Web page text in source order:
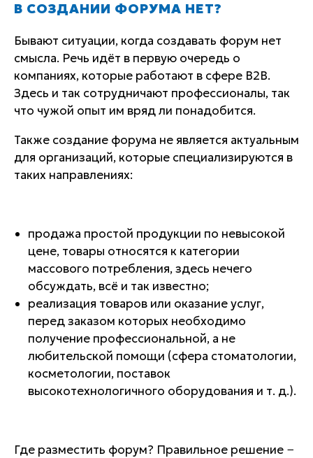
В СОЗДАНИИ ФОРУМА НЕТ?
Бывают ситуации, когда создавать форум нет
смысла. Речь идёт в первую очередь о
компаниях, которые работают в сфере B2B.
Здесь и так сотрудничают профессионалы, так
что чужой опыт им вряд ли понадобится.
Также создание форума не является актуальным
для организаций, которые специализируются в
таких направлениях:
продажа простой продукции по невысокой
цене, товары относятся к категории
массового потребления, здесь нечего
обсуждать, всё и так известно;
реализация товаров или оказание услуг,
перед заказом которых необходимо
получение профессиональной, а не
любительской помощи (сфера стоматологии,
косметологии, поставок
высокотехнологичного оборудования и т. д.).
Где разместить форум? Правильное решение −